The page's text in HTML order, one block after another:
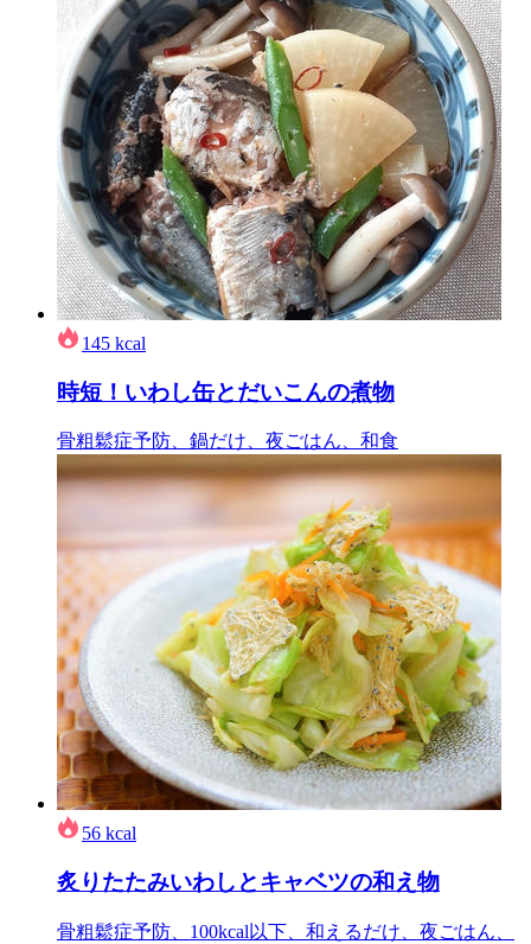
145 kcal
時短！いわし缶とだいこんの煮物
骨粗鬆症予防、鍋だけ、夜ごはん、和食
56 kcal
炙りたたみいわしとキャベツの和え物
骨粗鬆症予防、100kcal以下、和えるだけ、夜ごはん、